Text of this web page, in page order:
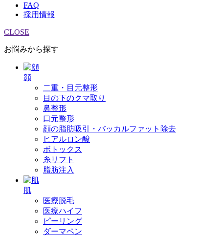
FAQ
採用情報
CLOSE
お悩みから探す
顔
二重・目元整形
目の下のクマ取り
鼻整形
口元整形
顔の脂肪吸引・バッカルファット除去
ヒアルロン酸
ボトックス
糸リフト
脂肪注入
肌
医療脱毛
医療ハイフ
ピーリング
ダーマペン